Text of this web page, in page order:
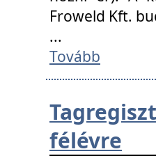
Froweld Kft.
...
Tovább
félévre